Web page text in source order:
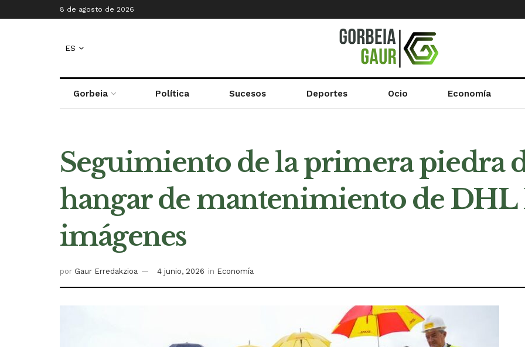
8 de agosto de 2026
ES
Gorbeia Política Sucesos Deportes Ocio Economía
Seguimiento de la primera piedra
hangar de mantenimiento de DHL
imágenes
por Gaur Erredakzioa 4 junio, 2026 in Economía